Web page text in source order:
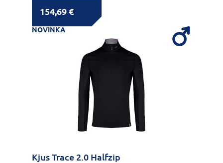
154,69 €
NOVINKA
Kjus Trace 2.0 Halfzip